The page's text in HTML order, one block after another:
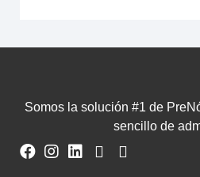
Somos la solución #1 de
sencillo de